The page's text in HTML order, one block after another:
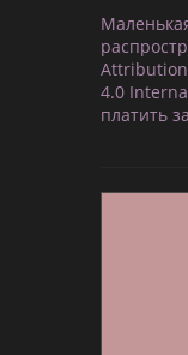
4.0
платить